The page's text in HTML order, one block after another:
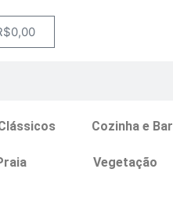
0,00
Cozinha e Bar
Vegetação